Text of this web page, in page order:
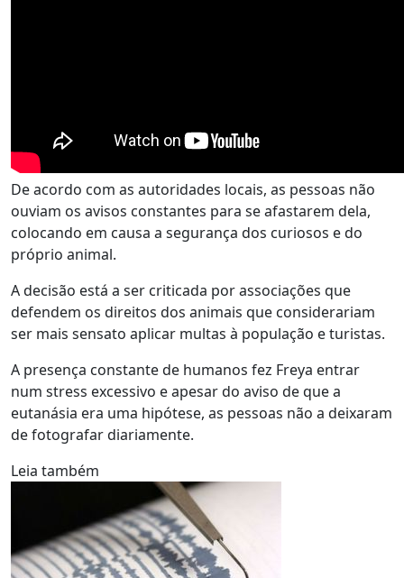
De acordo com as autoridades locais, as pessoas não
ouviam os avisos constantes para se afastarem dela,
colocando em causa a segurança dos curiosos e do
próprio animal.
A decisão está a ser criticada por associações que
defendem os direitos dos animais que considerariam
ser mais sensato aplicar multas à população e turistas.
A presença constante de humanos fez Freya entrar
num stress excessivo e apesar do aviso de que a
eutanásia era uma hipótese, as pessoas não a deixaram
de fotografar diariamente.
Leia também